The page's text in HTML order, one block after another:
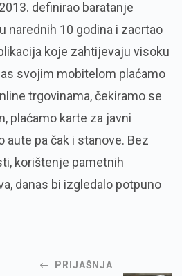
definirao baratanje
narednih 10 godina i zacrtao
koje zahtijevaju visoku
svojim mobitelom plaćamo
trgovinama, čekiramo se
plaćamo karte za javni
aute pa čak i stanove. Bez
korištenje pametnih
danas bi izgledalo potpuno
PRIJAŠNJA